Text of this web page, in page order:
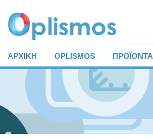
ΑΡΧΙΚΗ OPLISMOS ΠΡΟΪΟΝΤΑ